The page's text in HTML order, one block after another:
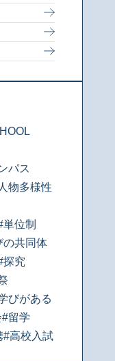
パス
物多様性
単位制
の共同体
探究
びがある
#留学
#高校入試